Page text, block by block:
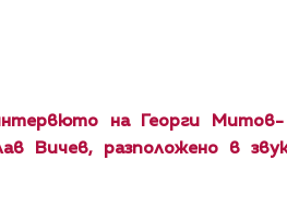
на Георги
Вичев, разположено в